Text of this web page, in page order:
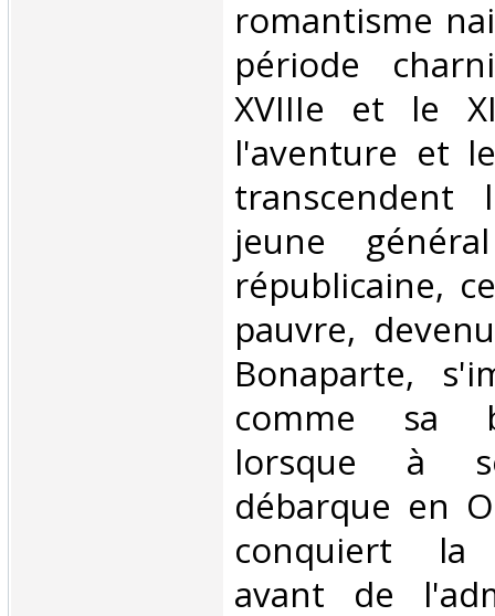
romantisme
période
XVIIIe et le
l'aventure et
transcendent
jeune
républicaine,
pauvre,
Bonaparte,
comme sa
lorsque à
débarque en
conquiert la
avant de